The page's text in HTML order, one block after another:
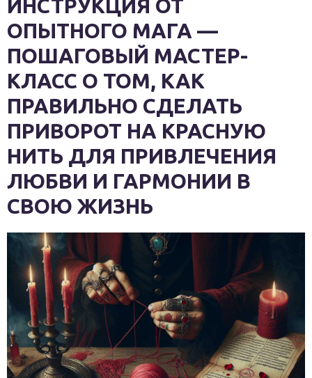
ИНСТРУКЦИЯ ОТ
ОПЫТНОГО МАГА —
ПОШАГОВЫЙ МАСТЕР-
КЛАСС О ТОМ, КАК
ПРАВИЛЬНО СДЕЛАТЬ
ПРИВОРОТ НА КРАСНУЮ
НИТЬ ДЛЯ ПРИВЛЕЧЕНИЯ
ЛЮБВИ И ГАРМОНИИ В
СВОЮ ЖИЗНЬ